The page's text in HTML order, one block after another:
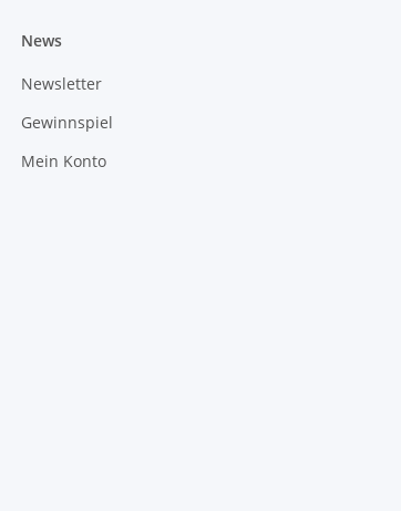
News
Newsletter
Gewinnspiel
Mein Konto